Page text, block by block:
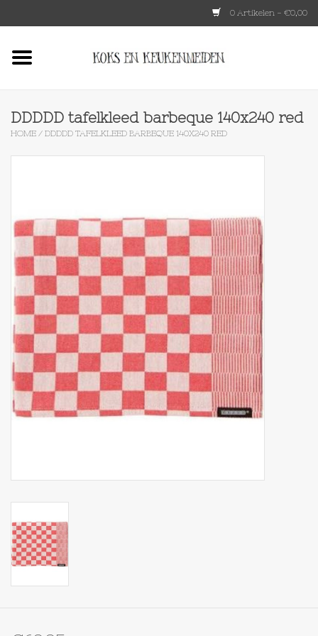
0 Artikelen - €0,00
Lenta Living
OXO
Koken
Op Tafel
Koffie & Thee
Keukenspullen
Food
Boeken
DDDDD tafelkleed barbeque 140x240 red
HOME / DDDDD TAFELKLEED BARBEQUE 140X240 RED